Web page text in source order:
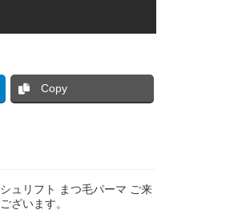
Copy
ュリフト まつ毛パーマ ご来
ざいます。